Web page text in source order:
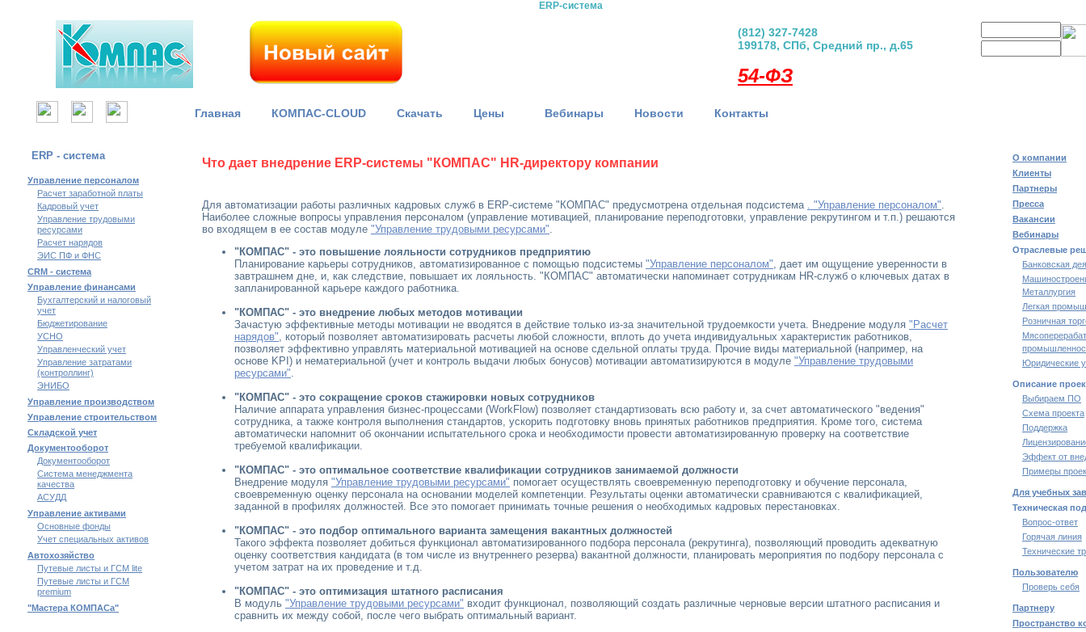
ERP-система
(812) 327-7428
199178, СПб, Средний пр., д.65
54-ФЗ
Главная КОМПАС-CLOUD Скачать Цены Вебинары Новости Контакты
ERP - система
Управление персоналом
Расчет заработной платы
Кадровый учет
Управление трудовыми
ресурсами
Расчет нарядов
ЭИС ПФ и ФНС
CRM - система
Управление финансами
Бухгалтерский и налоговый
учет
Бюджетирование
УСНО
Управленческий учет
Управление затратами
(контроллинг)
ЭНИБО
Управление производством
Управление строительством
Складской учет
Документооборот
Документооборот
Система менеджмента
качества
АСУДД
Управление активами
Основные фонды
Учет специальных активов
Автохозяйство
Путевые листы и ГСМ lite
Путевые листы и ГСМ
premium
"Мастера КОМПАСа"
Что дает внедрение ERP-системы "КОМПАС" HR-директору компании
Для автоматизации работы различных кадровых служб в ERP-системе "КОМПАС" предусмотрена отдельная подсистема . "Управление персоналом".
Наиболее сложные вопросы управления персоналом (управление мотивацией, планирование переподготовки, управление рекрутингом и т.п.) решаются
во входящем в ее состав модуле "Управление трудовыми ресурсами".
"КОМПАС" - это повышение лояльности сотрудников предприятию
Планирование карьеры сотрудников, автоматизированное с помощью подсистемы "Управление персоналом", дает им ощущение уверенности в
завтрашнем дне, и, как следствие, повышает их лояльность. "КОМПАС" автоматически напоминает сотрудникам HR-служб о ключевых датах в
запланированной карьере каждого работника.
"КОМПАС" - это внедрение любых методов мотивации
Зачастую эффективные методы мотивации не вводятся в действие только из-за значительной трудоемкости учета. Внедрение модуля "Расчет
нарядов", который позволяет автоматизировать расчеты любой сложности, вплоть до учета индивидуальных характеристик работников,
позволяет эффективно управлять материальной мотивацией на основе сдельной оплаты труда. Прочие виды материальной (например, на
основе KPI) и нематериальной (учет и контроль выдачи любых бонусов) мотивации автоматизируются в модуле "Управление трудовыми
ресурсами".
"КОМПАС" - это сокращение сроков стажировки новых сотрудников
Наличие аппарата управления бизнес-процессами (WorkFlow) позволяет стандартизовать всю работу и, за счет автоматического "ведения"
сотрудника, а также контроля выполнения стандартов, ускорить подготовку вновь принятых работников предприятия. Кроме того, система
автоматически напомнит об окончании испытательного срока и необходимости провести автоматизированную проверку на соответствие
требуемой квалификации.
"КОМПАС" - это оптимальное соответствие квалификации сотрудников занимаемой должности
Внедрение модуля "Управление трудовыми ресурсами" помогает осуществлять своевременную переподготовку и обучение персонала,
своевременную оценку персонала на основании моделей компетенции. Результаты оценки автоматически сравниваются с квалификацией,
заданной в профилях должностей. Все это помогает принимать точные решения о необходимых кадровых перестановках.
"КОМПАС" - это подбор оптимального варианта замещения вакантных должностей
Такого эффекта позволяет добиться функционал автоматизированного подбора персонала (рекрутинга), позволяющий проводить адекватную
оценку соответствия кандидата (в том числе из внутреннего резерва) вакантной должности, планировать мероприятия по подбору персонала с
учетом затрат на их проведение и т.д.
"КОМПАС" - это оптимизация штатного расписания
В модуль "Управление трудовыми ресурсами" входит функционал, позволяющий создать различные черновые версии штатного расписания и
сравнить их между собой, после чего выбрать оптимальный вариант.
О компании
Клиенты
Партнеры
Пресса
Вакансии
Вебинары
Отраслевые
Банковская
Металлургия
Легкая
Розничная
Юридические
Описание
Выбираем ПО
Схема проекта
Поддержка
Эффект от
Примеры
Для учебных
Техническая
Вопрос-ответ
Горячая линия
Технические
Пользователю
Проверь себя
Партнеру
Пространство